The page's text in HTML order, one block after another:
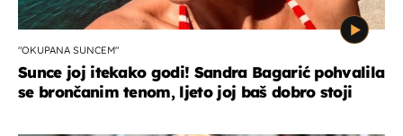
"OKUPANA SUNCEM"
Sunce joj itekako godi! Sandra Bagarić pohvalila
se brončanim tenom, ljeto joj baš dobro stoji